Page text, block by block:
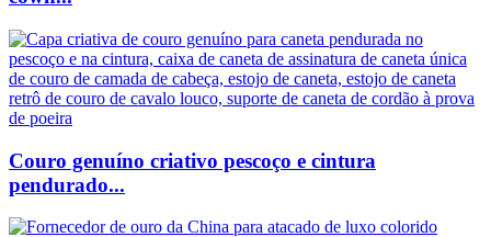
Couro genuíno criativo pescoço e cintura
pendurado...